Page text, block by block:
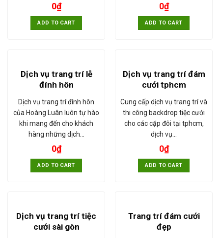
0₫
ADD TO CART
0₫
ADD TO CART
Dịch vụ trang trí lễ
đính hôn
Dịch vụ trang trí đính hôn
của Hoàng Luân luôn tự hào
khi mang đến cho khách
hàng những dịch…
0₫
ADD TO CART
Dịch vụ trang trí đám
cưới tphcm
Cung cấp dịch vụ trang trí và
thi công backdrop tiệc cưới
cho các cặp đôi tại tphcm,
dịch vụ…
0₫
ADD TO CART
Dịch vụ trang trí tiệc
cưới sài gòn
Trang trí đám cưới
đẹp